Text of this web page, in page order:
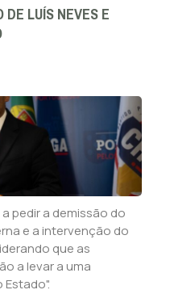
LUÍS NEVES E
pedir a demissão do
e a intervenção do
que as
a levar a uma